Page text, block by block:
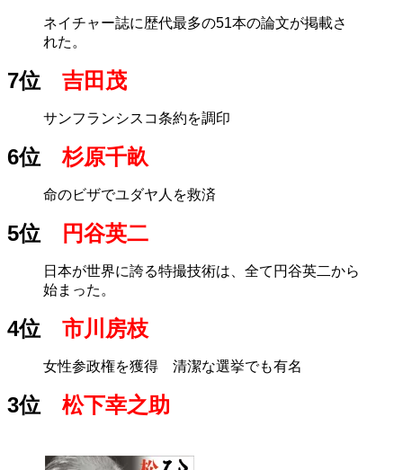
ネイチャー誌に歴代最多の51本の論文が掲載さ
れた。
7位 吉田茂
サンフランシスコ条約を調印
6位杉原千畝
命のビザでユダヤ人を救済
5位 円谷英二
日本が世界に誇る特撮技術は、全て円谷英二から
始まった。
4位 市川房枝
女性参政権を獲得 清潔な選挙でも有名
3位 松下幸之助